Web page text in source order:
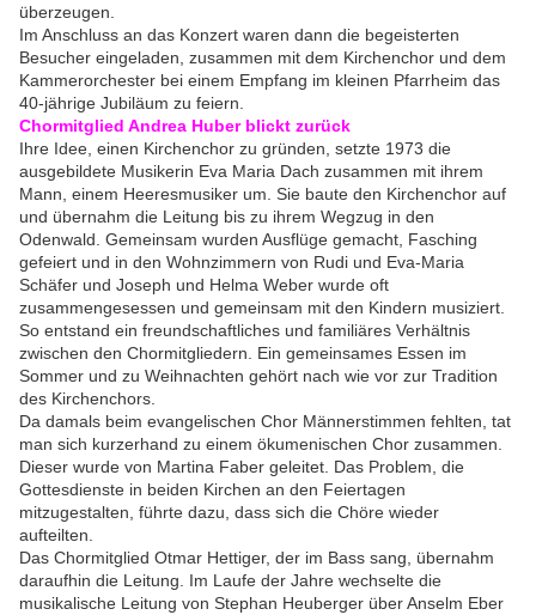
überzeugen.
Im Anschluss an das Konzert waren dann die begeisterten
Besucher eingeladen, zusammen mit dem Kirchenchor und dem
Kammerorchester bei einem Empfang im kleinen Pfarrheim das
40-jährige Jubiläum zu feiern.
Chormitglied Andrea Huber blickt zurück
Ihre Idee, einen Kirchenchor zu gründen, setzte 1973 die
ausgebildete Musikerin Eva Maria Dach zusammen mit ihrem
Mann, einem Heeresmusiker um. Sie baute den Kirchenchor auf
und übernahm die Leitung bis zu ihrem Wegzug in den
Odenwald. Gemeinsam wurden Ausflüge gemacht, Fasching
gefeiert und in den Wohnzimmern von Rudi und Eva-Maria
Schäfer und Joseph und Helma Weber wurde oft
zusammengesessen und gemeinsam mit den Kindern musiziert.
So entstand ein freundschaftliches und familiäres Verhältnis
zwischen den Chormitgliedern. Ein gemeinsames Essen im
Sommer und zu Weihnachten gehört nach wie vor zur Tradition
des Kirchenchors.
Da damals beim evangelischen Chor Männerstimmen fehlten, tat
man sich kurzerhand zu einem ökumenischen Chor zusammen.
Dieser wurde von Martina Faber geleitet. Das Problem, die
Gottesdienste in beiden Kirchen an den Feiertagen
mitzugestalten, führte dazu, dass sich die Chöre wieder
aufteilten.
Das Chormitglied Otmar Hettiger, der im Bass sang, übernahm
daraufhin die Leitung. Im Laufe der Jahre wechselte die
musikalische Leitung von Stephan Heuberger über Anselm Eber